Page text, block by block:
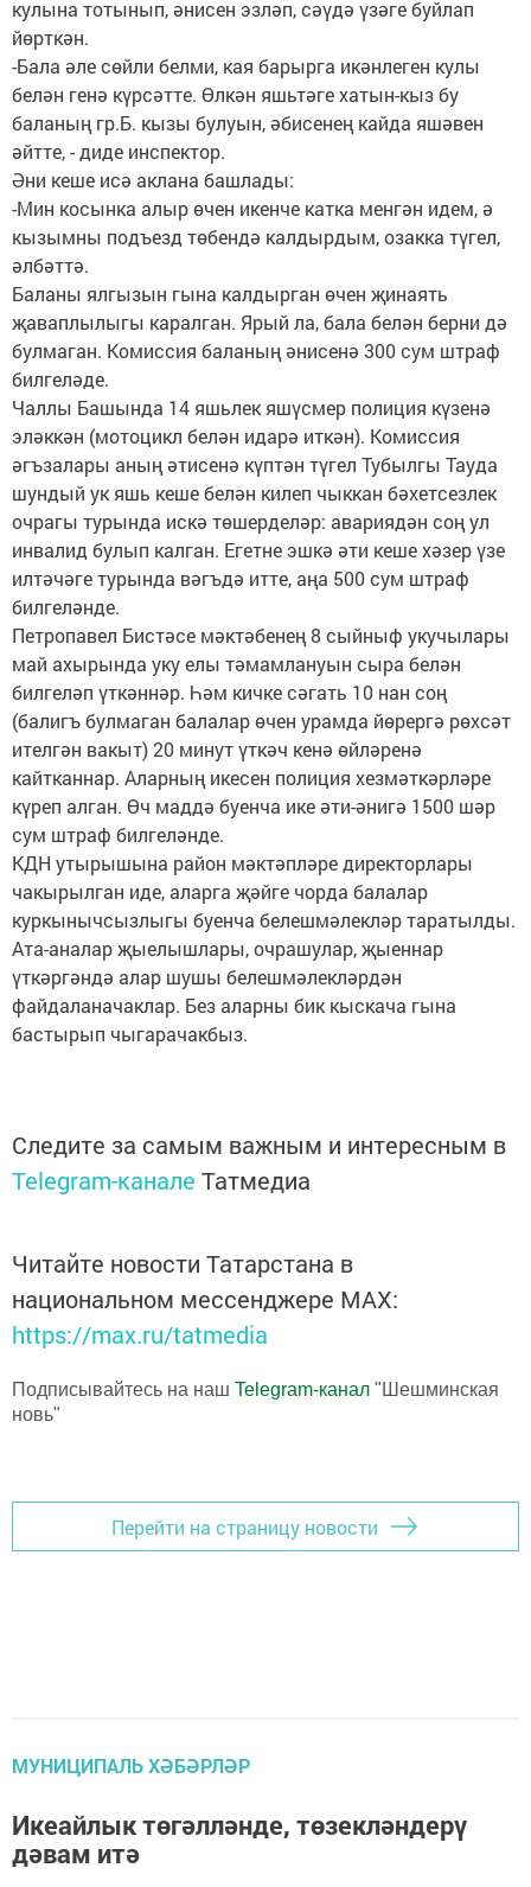
кулына тотынып, әнисен эзләп, сәүдә үзәге буйлап
йөрткән.
-Бала әле сөйли белми, кая барырга икәнлеген кулы
белән генә күрсәтте. Өлкән яшьтәге хатын-кыз бу
баланың гр.Б. кызы булуын, әбисенең кайда яшәвен
әйтте, - диде инспектор.
Әни кеше исә аклана башлады:
-Мин косынка алыр өчен икенче катка менгән идем, ә
кызымны подъезд төбендә калдырдым, озакка түгел,
әлбәттә.
Баланы ялгызын гына калдырган өчен җинаять
җаваплылыгы каралган. Ярый ла, бала белән берни дә
булмаган. Комиссия баланың әнисенә 300 сум штраф
билгеләде.
Чаллы Башында 14 яшьлек яшүсмер полиция күзенә
эләккән (мотоцикл белән идарә иткән). Комиссия
әгъзалары аның әтисенә күптән түгел Тубылгы Тауда
шундый ук яшь кеше белән килеп чыккан бәхетсезлек
очрагы турында искә төшерделәр: авариядән соң ул
инвалид булып калган. Егетне эшкә әти кеше хәзер үзе
илтәчәге турында вәгъдә итте, аңа 500 сум штраф
билгеләнде.
Петропавел Бистәсе мәктәбенең 8 сыйныф укучылары
май ахырында уку елы тәмамлануын сыра белән
билгеләп үткәннәр. Һәм кичке сәгать 10 нан соң
(балигъ булмаган балалар өчен урамда йөрергә рөхсәт
ителгән вакыт) 20 минут үткәч кенә өйләренә
кайтканнар. Аларның икесен полиция хезмәткәрләре
күреп алган. Өч маддә буенча ике әти-әнигә 1500 шәр
сум штраф билгеләнде.
КДН утырышына район мәктәпләре директорлары
чакырылган иде, аларга җәйге чорда балалар
куркынычсызлыгы буенча белешмәлекләр таратылды.
Ата-аналар җыелышлары, очрашулар, җыеннар
үткәргәндә алар шушы белешмәлекләрдән
файдаланачаклар. Без аларны бик кыскача гына
бастырып чыгарачакбыз.
Следите за самым важным и интересным в
Telegram-канале Татмедиа
Читайте новости Татарстана в
национальном мессенджере MАХ:
https://max.ru/tatmedia
Подписывайтесь на наш Telegram-канал "Шешминская
новь"
Перейти на страницу новости
МУНИЦИПАЛЬ ХӘБӘРЛӘР
Икеайлык төгәлләнде, төзекләндерү
дәвам итә